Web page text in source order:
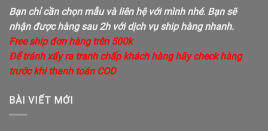
Bạn chỉ cần chọn mẫu và liên hệ với mình nhé. Bạn sẽ
nhận được hàng sau 2h với dịch vụ ship hàng nhanh.
Free ship đơn hàng trên 500k
Để tránh xẩy ra tranh chấp khách hàng hãy check hàng
trước khi thanh toán COD
BÀI VIẾT MỚI